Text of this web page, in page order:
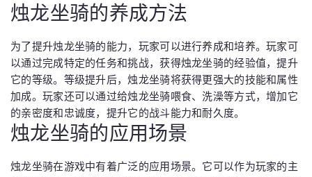
烛龙坐骑的养成方法
为了提升烛龙坐骑的能力，玩家可以进行养成和培养。玩家可
以通过完成特定的任务和挑战，获得烛龙坐骑的经验值，提升
它的等级。等级提升后，烛龙坐骑将获得更强大的技能和属性
加成。玩家还可以通过给烛龙坐骑喂食、洗澡等方式，增加它
的亲密度和忠诚度，提升它的战斗能力和耐久度。
烛龙坐骑的应用场景
烛龙坐骑在游戏中有着广泛的应用场景。它可以作为玩家的主